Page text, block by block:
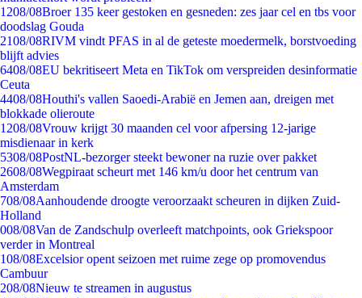
1208/08Broer 135 keer gestoken en gesneden: zes jaar cel en tbs voor
doodslag Gouda
2108/08RIVM vindt PFAS in al de geteste moedermelk, borstvoeding
blijft advies
6408/08EU bekritiseert Meta en TikTok om verspreiden desinformatie
Ceuta
4408/08Houthi's vallen Saoedi-Arabië en Jemen aan, dreigen met
blokkade olieroute
1208/08Vrouw krijgt 30 maanden cel voor afpersing 12-jarige
misdienaar in kerk
5308/08PostNL-bezorger steekt bewoner na ruzie over pakket
2608/08Wegpiraat scheurt met 146 km/u door het centrum van
Amsterdam
708/08Aanhoudende droogte veroorzaakt scheuren in dijken Zuid-
Holland
008/08Van de Zandschulp overleeft matchpoints, ook Griekspoor
verder in Montreal
108/08Excelsior opent seizoen met ruime zege op promovendus
Cambuur
208/08Nieuw te streamen in augustus